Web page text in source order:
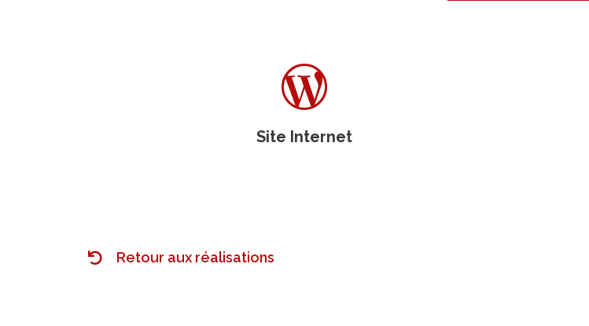
Site Internet
Retour aux réalisations